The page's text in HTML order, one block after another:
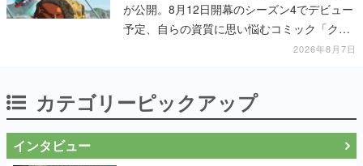
が公開。8月12日開幕のシーズン4でデビュー
予定、自らの資質に思い悩むコミック「クロ
2026年8月7日
カテゴリーピックアップ
インタビュー